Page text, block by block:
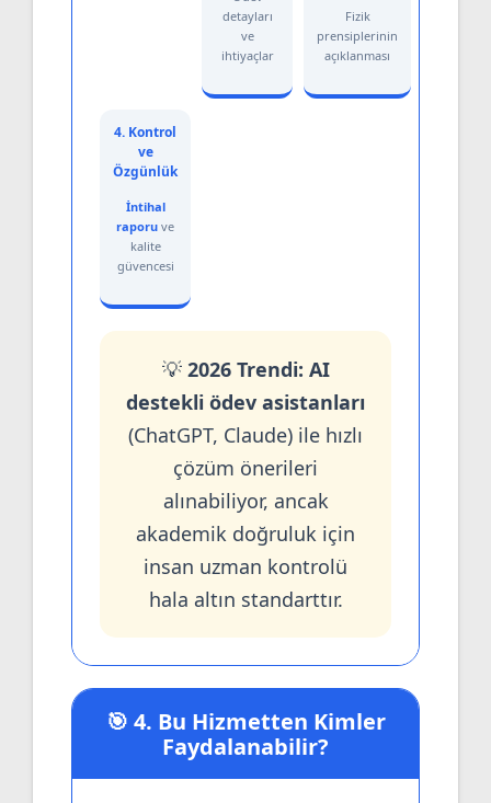
detayları
ve
ihtiyaçlar
Fizik
prensiplerinin
açıklanması
4. Kontrol
ve
Özgünlük
İntihal
raporu ve
kalite
güvencesi
💡 2026 Trendi: AI
destekli ödev asistanları
(ChatGPT, Claude) ile hızlı
çözüm önerileri
alınabiliyor, ancak
akademik doğruluk için
insan uzman kontrolü
hala altın standarttır.
🎯 4. Bu Hizmetten Kimler
Faydalanabilir?